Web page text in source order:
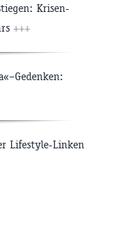
Krisen-
+++
Lifestyle-Linken